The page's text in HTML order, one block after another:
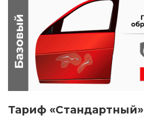
Тариф «Стандартный»